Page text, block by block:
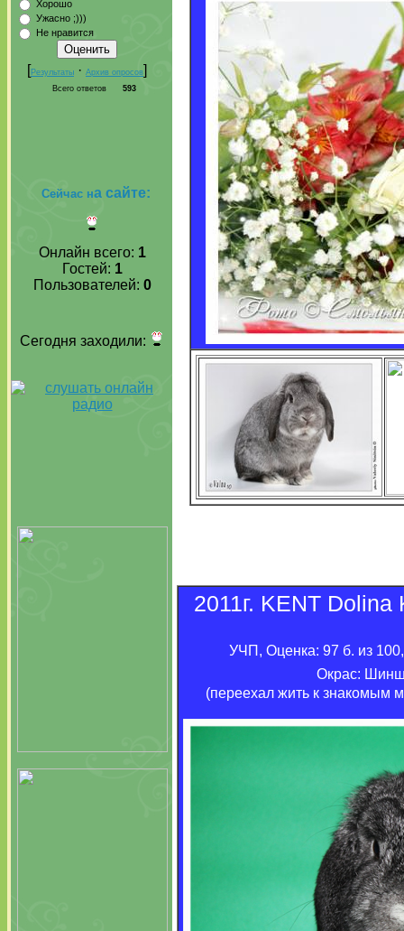
Хорошо
Ужасно ;)))
Не нравится
[Результаты · Архив опросов]
Всего ответов 593
Сейчас на сайте:
Онлайн всего: 1
Гостей: 1
Пользователей: 0
Сегодня заходили:
2011г. KENT
УЧП, Оценка: 97 б. из
Окрас:
(переехал жить к знакомым